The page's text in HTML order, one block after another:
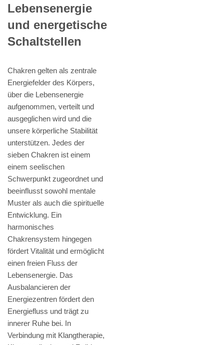
Lebensenergie
und energetische
Schaltstellen
Chakren gelten als zentrale
Energiefelder des Körpers,
über die Lebensenergie
aufgenommen, verteilt und
ausgeglichen wird und die
unsere körperliche Stabilität
unterstützen. Jedes der
sieben Chakren ist einem
einem seelischen
Schwerpunkt zugeordnet und
beeinflusst sowohl mentale
Muster als auch die spirituelle
Entwicklung. Ein
harmonisches
Chakrensystem hingegen
fördert Vitalität und ermöglicht
einen freien Fluss der
Lebensenergie. Das
Ausbalancieren der
Energiezentren fördert den
Energiefluss und trägt zu
innerer Ruhe bei. In
Verbindung mit Klangtherapie,